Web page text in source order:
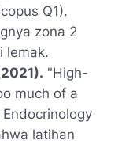
Q1).
zona 2
lemak.
"High-
much of a
latihan